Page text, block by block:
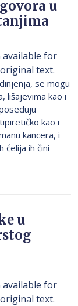
u
for
text.
se mogu
lišajevima kao i
kao i
kancera, i
ćelija ih čini
u
for
text.